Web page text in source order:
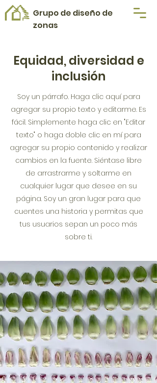
Grupo de diseño de
zonas
Equidad, diversidad e
inclusión
Soy un párrafo. Haga clic aquí para
agregar su propio texto y editarme. Es
fácil. Simplemente haga clic en "Editar
texto" o haga doble clic en mí para
agregar su propio contenido y realizar
cambios en la fuente. Siéntase libre
de arrastrarme y soltarme en
cualquier lugar que desee en su
página. Soy un gran lugar para que
cuentes una historia y permitas que
tus usuarios sepan un poco más
sobre ti.